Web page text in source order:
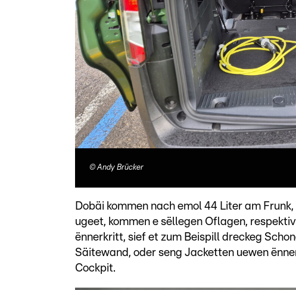
©Andy Brücker
Dobäi kommen nach emol 44 Liter am
ugeet, kommen e sëllegen Oflagen,
ënnerkritt, sief et zum Beispill dreckeg
Säitewand, oder seng Jacketten uewen
Cockpit.